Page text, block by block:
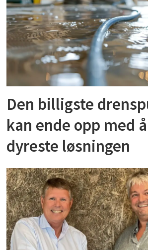
Den billigste
kan ende opp med
dyreste løsningen